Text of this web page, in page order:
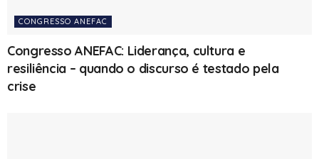
CONGRESSO ANEFAC
Congresso ANEFAC: Liderança, cultura e
resiliência – quando o discurso é testado pela
crise